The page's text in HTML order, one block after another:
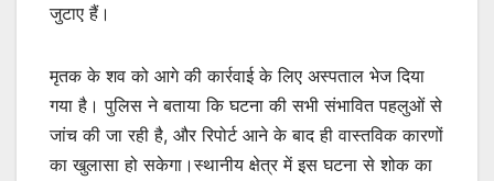
जुटाए हैं।
मृतक के शव को आगे की कार्रवाई के लिए अस्पताल भेज दिया
गया है। पुलिस ने बताया कि घटना की सभी संभावित पहलुओं से
जांच की जा रही है, और रिपोर्ट आने के बाद ही वास्तविक कारणों
का खुलासा हो सकेगा।स्थानीय क्षेत्र में इस घटना से शोक का